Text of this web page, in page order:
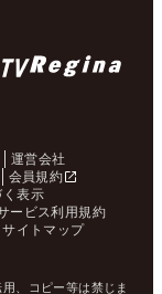
運営会社
会員規約
く表示
ービス利用規約
サイトマップ
、コピー等は禁じま